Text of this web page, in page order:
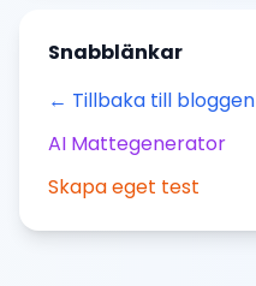
Snabblänkar
← Tillbaka till bloggen
AI Mattegenerator
Skapa eget test